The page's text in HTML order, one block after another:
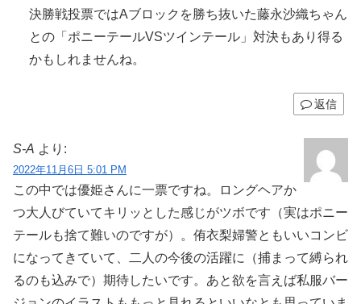
決勝戦投票ではAブロックを勝ち抜いた藤永沙織ちゃん
との「ポニーテールVSツインテール」対決もあり得る
かもしれませんね。
返信
S-A より:
2022年11月6日 5:01 PM
この中では優姫さんに一票ですね。ロングヘアか
つ大人びていてキリッとした感じがツボです（実はポニー
テールも捨て難いのですが）。侑衣梨婦警ともいいコンビ
になってきていて、二人の今後の活躍に（捕まって縛られ
るのも込みで）期待したいです。あと欲を言えば私服バー